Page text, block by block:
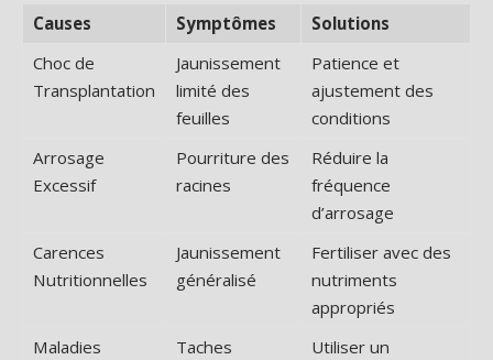
Causes Symptômes
Solutions
Choc de
Transplantation
Jaunissement
limité des
feuilles
Patience et
ajustement des
conditions
Arrosage
Excessif
Pourriture des
racines
Réduire la
fréquence
d’arrosage
Carences
Nutritionnelles
Jaunissement
généralisé
Fertiliser avec des
nutriments
appropriés
Maladies
Taches
Utiliser un